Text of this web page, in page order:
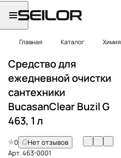
Главная Каталог Химия
Средство для
ежедневной очистки
сантехники
BucasanClear Buzil G
463, 1 л
0
Нет отзывов
Арт.463-0001